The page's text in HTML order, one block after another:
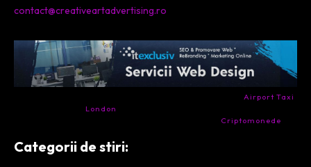
contact@creativeartadvertising.ro
Airport Taxi
London
Criptomonede
Categorii de stiri: